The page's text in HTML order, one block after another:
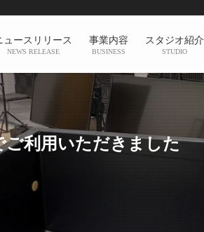
ュースリリース
NEWS RELEASE
事業内容
BUSINESS
スタジオ紹介
STUDIO
利用いただきました